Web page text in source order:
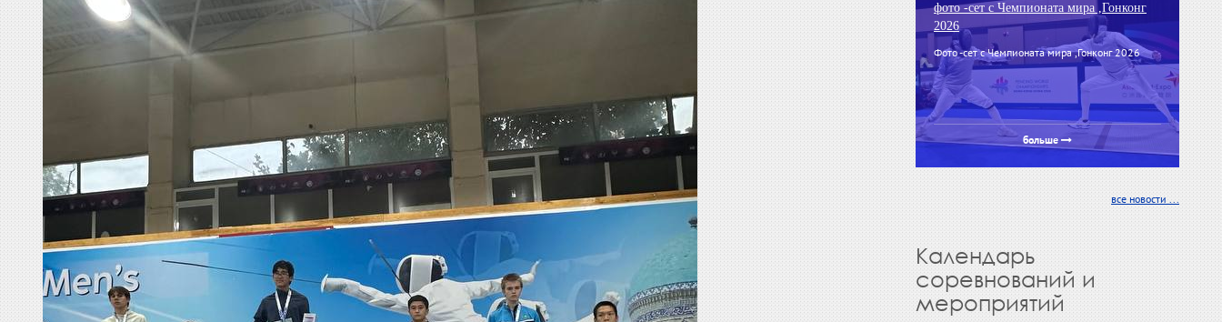
фото -сет с Чемпионата мира ,Гонконг
2026
Фото -сет с Чемпионата мира ,Гонконг 2026
больше
все новости ...
Календарь
соревнований и
мероприятий